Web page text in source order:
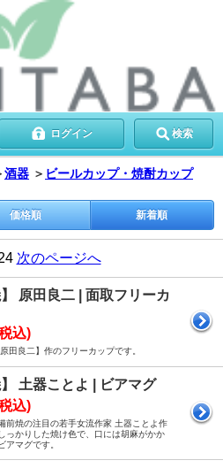
ログイン 検索
酒器 ＞ ビールカップ・焼酎カップ
価格順 新着順
次のページへ
】 原田良二 | 面取フリーカ
込)
田良二】作のフリーカップです。
】 土器ことよ | ビアマグ
込)
前焼の注目の若手女流作家 土器ことよ作
っかりした焼け色で、口には胡麻がかか
アマグです。